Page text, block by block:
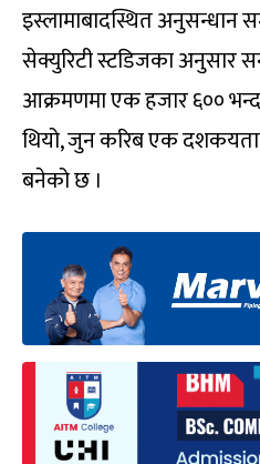
इस्लामाबादस्थित अनुसन्धान
सेक्युरिटी स्टडिजका अनुसार
आक्रमणमा एक हजार ६००
थियो, जुन करिब एक
बनेको छ ।